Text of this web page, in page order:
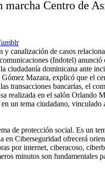
Centro de
canalización de casos
(Indotel)
ciudadanía dominicana ante
Mazara, explicó que el
transacciones bancarias, el
realizada en el salón Orlando
un tema ciudadano,
de protección social. Es un
Ciberseguridad ofrecerá
por internet, ciberacoso,
minutos son fundamentales